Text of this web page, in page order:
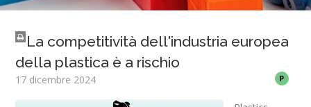
La competitività dell'industria europea
della plastica è a rischio
17 dicembre 2024 P